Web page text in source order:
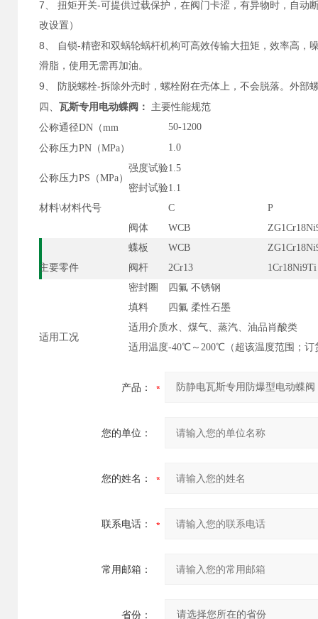
7、 扭矩开关-可提供过载保护，在阀门卡涩，有异物时，自动
改设置）
8、 自锁-精密和双蜗轮蜗杆机构可高效传输大扭矩，效率高，
滑脂，使用无需再加油。
9、 防脱螺栓-拆除外壳时，螺栓附在壳体上，不会脱落。外部
四、 瓦斯专用电动蝶阀：
主要性能规范
公称通径DN（mm
50-1200
公称压力PN（MPa） 1.0
公称压力PS（MPa）
强度试验1.5
密封试验1.1
材料\材料代号
C P
主要零件
阀体 WCB
蝶板
WCB
阀杆
2Cr13
1Cr18Ni9Ti
密封圈
四氟 不锈钢
填料
四氟 柔性石墨
适用工况
适用介质水、煤气、蒸汽、油品肖酸类
适用温度-40℃～200℃（超该温度范围；订
产品：
您的单位：
您的姓名：
联系电话：
常用邮箱：
省份：